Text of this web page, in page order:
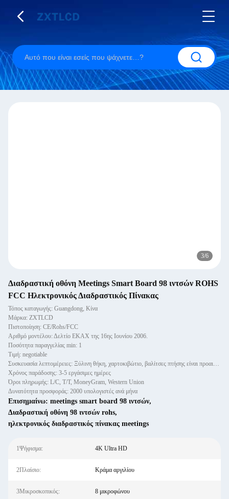
3/6
Διαδραστική οθόνη Meetings Smart Board 98 ιντσών ROHS
FCC Ηλεκτρονικός Διαδραστικός Πίνακας
Τόπος καταγωγής: Guangdong, Κίνα
Μάρκα: ZXTLCD
Πιστοποίηση: CE/Rohs/FCC
Αριθμό μοντέλου: Δελτίο ΕΚΑΧ της 16ης Ιουνίου 2006.
Ποσότητα παραγγελίας min: 1
Τιμή: negotiable
Συσκευασία λεπτομέρειες: Ξύλινη θήκη, χαρτοκιβώτιο, βαλίτσες πτήσης είναι προαιρετικά
Χρόνος παράδοσης: 3-5 εργάσιμες ημέρες
Όροι πληρωμής: L/C, T/T, MoneyGram, Western Union
Δυνατότητα προσφοράς: 2000 υπολογιστές ανά μήνα
Επισημαίνω: meetings smart board 98 ιντσών,
Διαδραστική οθόνη 98 ιντσών rohs,
ηλεκτρονικός διαδραστικός πίνακας meetings
1Ψήφισμα: 4K Ultra HD
2Πλαίσιο: Κράμα αργιλίου
3Μικροσκοπικός: 8 μικροφώνου